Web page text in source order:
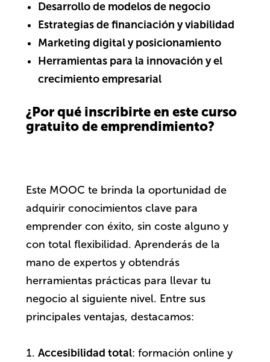
Desarrollo de modelos de negocio
Estrategias de financiación y viabilidad
Marketing digital y posicionamiento
Herramientas para la innovación y el
crecimiento empresarial
¿Por qué inscribirte en este curso
gratuito de emprendimiento?
Este MOOC te brinda la oportunidad de
adquirir conocimientos clave para
emprender con éxito, sin coste alguno y
con total flexibilidad. Aprenderás de la
mano de expertos y obtendrás
herramientas prácticas para llevar tu
negocio al siguiente nivel. Entre sus
principales ventajas, destacamos:
Accesibilidad total: formación online y